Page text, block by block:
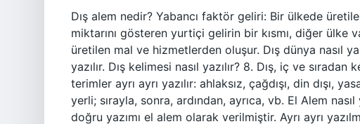
Dış alem nedir? Yabancı faktör geliri: Bir ülkede
miktarını gösteren yurtiçi gelirin bir kısmı, diğer ülke
üretilen mal ve hizmetlerden oluşur. Dış dünya nasıl
yazılır. Dış kelimesi nasıl yazılır? 8. Dış, iç ve
terimler ayrı ayrı yazılır: ahlaksız, çağdışı, din dışı,
yerli; sırayla, sonra, ardından, ayrıca, vb. El Alem
doğru yazımı el alem olarak verilmiştir. Ayrı ayrı